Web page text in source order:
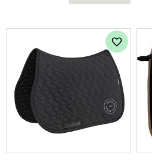
Lägg